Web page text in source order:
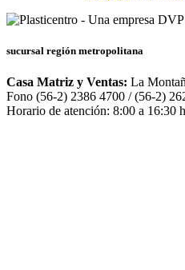
sucursal región metropolitana
Casa Matriz y Ventas: La
Fono (56-2) 2386 4700 / (56-2)
Horario de atención: 8:00 a 16:30